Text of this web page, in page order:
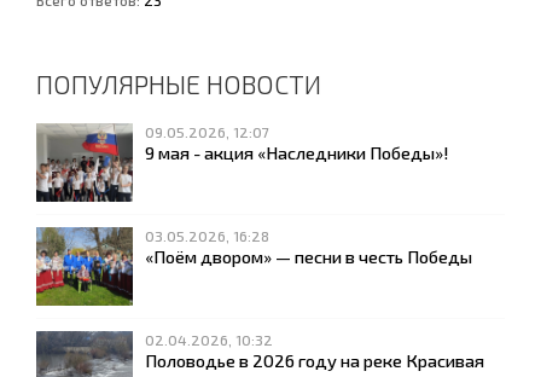
ПОПУЛЯРНЫЕ НОВОСТИ
09.05.2026, 12:07
9 мая - акция «Наследники Победы»!
03.05.2026, 16:28
«Поём двором» — песни в честь Победы
02.04.2026, 10:32
Половодье в 2026 году на реке Красивая